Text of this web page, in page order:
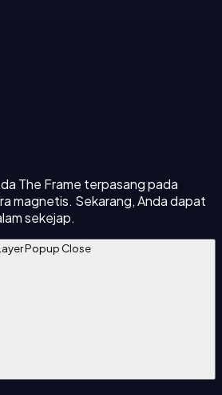
The Frame terpasang pada
magnetis. Sekarang, Anda dapat
sekejap.
Popup Close